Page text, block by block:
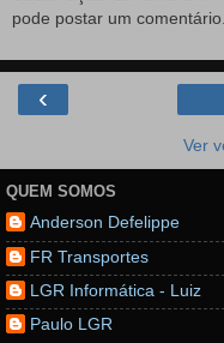
pode postar um comentário.
‹
Ver
QUEM SOMOS
Anderson Defelippe
FR Transportes
LGR Informática - Luiz
Paulo LGR